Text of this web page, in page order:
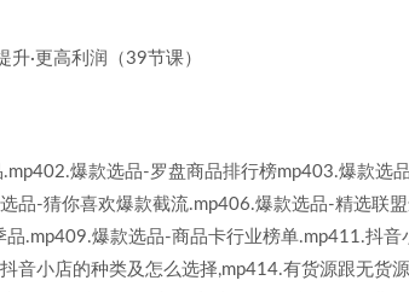
爆款选品-罗盘商品排行榜mp403.爆款选
品-猜你喜欢爆款截流.mp406.爆款选品-精选联
.mp409.爆款选品-商品卡行业榜单.mp411.抖
音小店的种类及怎么选择,mp414.有货源跟无货